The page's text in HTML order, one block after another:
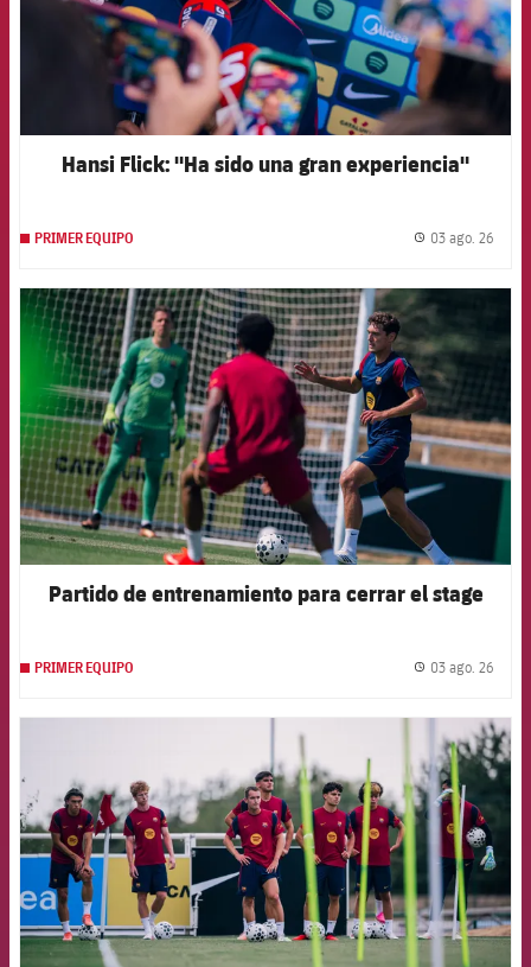
Hansi Flick: "Ha sido una gran experiencia"
PRIMER EQUIPO 03 ago. 26
FCB Barcelona badge
Partido de entrenamiento para cerrar el stage
PRIMER EQUIPO 03 ago. 26